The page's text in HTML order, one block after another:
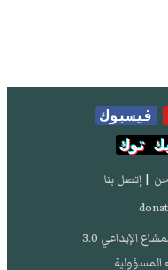
فيسبوك
توك
| إتصل بنا
الإبداعي 3.0
المسؤولية